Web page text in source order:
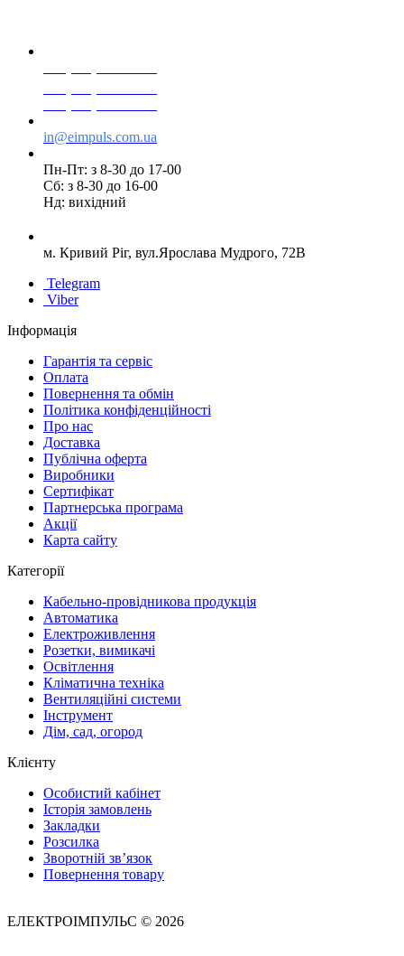
in@eimpuls.com.ua
Пн-Пт: з 8-30 до 17-00
Сб: з 8-30 до 16-00
Нд: вихідний
м. Кривий Ріг, вул.Ярослава Мудрого, 72В
Telegram
Viber
Інформація
Гарантія та сервіс
Оплата
Повернення та обмін
Політика конфіденційності
Про нас
Доставка
Публічна оферта
Виробники
Сертифікат
Партнерська програма
Акції
Карта сайту
Категорії
Кабельно-провідникова продукція
Автоматика
Електроживлення
Розетки, вимикачі
Освітлення
Кліматична техніка
Вентиляційні системи
Інструмент
Дім, сад, огород
Клієнту
Особистий кабінет
Історія замовлень
Закладки
Розсилка
Зворотній зв’язок
Повернення товару
ЕЛЕКТРОІМПУЛЬС © 2026